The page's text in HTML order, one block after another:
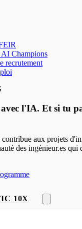
AI Champions
recrutement
l'IA. Et si tu
aux projets
des ingénieur.es qui
10X